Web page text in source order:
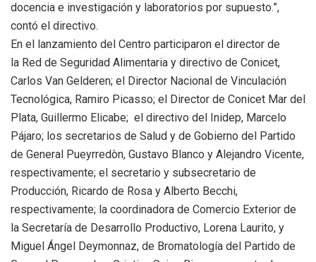
docencia e investigación y laboratorios por supuesto.”,
contó el directivo.
En el lanzamiento del Centro participaron el director de
la Red de Seguridad Alimentaria y directivo de Conicet,
Carlos Van Gelderen; el Director Nacional de Vinculación
Tecnológica, Ramiro Picasso; el Director de Conicet Mar del
Plata, Guillermo Elicabe; el directivo del Inidep, Marcelo
Pájaro; los secretarios de Salud y de Gobierno del Partido
de General Pueyrredòn, Gustavo Blanco y Alejandro Vicente,
respectivamente; el secretario y subsecretario de
Producción, Ricardo de Rosa y Alberto Becchi,
respectivamente; la coordinadora de Comercio Exterior de
la Secretaría de Desarrollo Productivo, Lorena Laurito, y
Miguel Ángel Deymonnaz, de Bromatología del Partido de